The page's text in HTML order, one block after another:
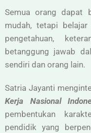
Semua orang dapat
mudah, tetapi
pengetahuan,
betanggung jawab
sendiri dan orang lain.
Satria Jayanti
Kerja Nasional
pembentukan
pendidik yang